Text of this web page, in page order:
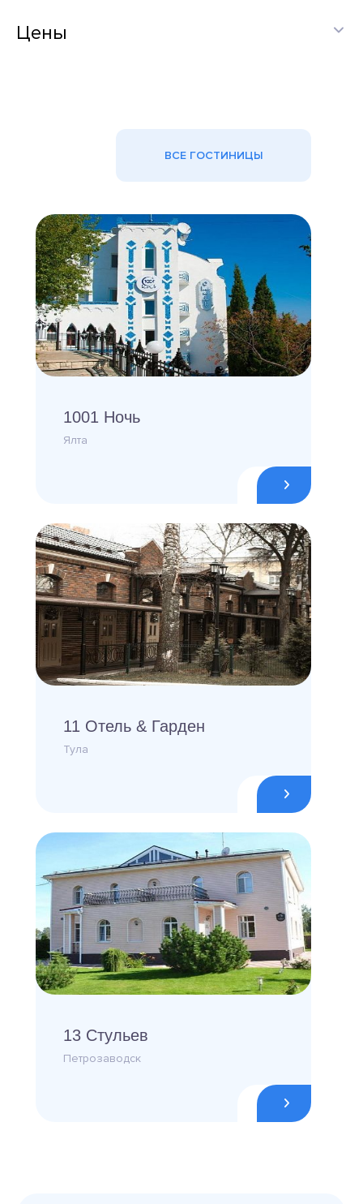
Цены
ВСЕ ГОСТИНИЦЫ
1001 Ночь
Ялта
11 Отель & Гарден
Тула
13 Стульев
Петрозаводск